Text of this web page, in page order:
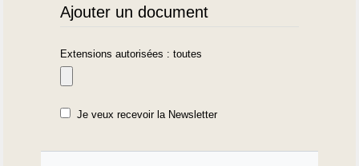
Ajouter un document
Extensions autorisées : toutes
Je veux recevoir la Newsletter